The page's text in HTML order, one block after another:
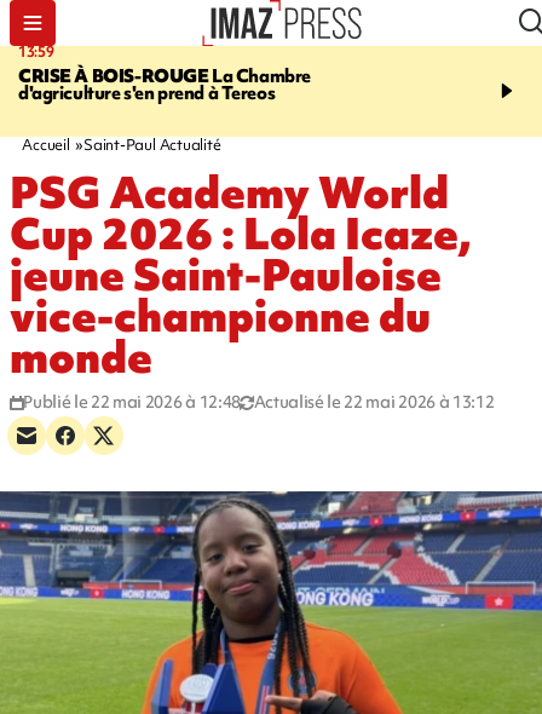
13:59
CRISE À BOIS-ROUGELa Chambre
d'agriculture s'en prend à Tereos
15:45
dix établissements ont
Accueil Saint-Paul Actualité
PSG Academy World
Cup 2026 : Lola Icaze,
jeune Saint-Pauloise
vice-championne du
monde
Publié le 22 mai 2026 à 12:48 Actualisé le 22 mai 2026 à 13:12